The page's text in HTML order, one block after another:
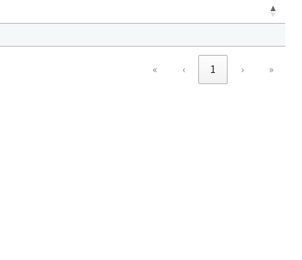
« ‹ 1 › »